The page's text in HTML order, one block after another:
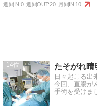
週間IN:0 週間OUT:20 月間IN:10
14 たそがれ晴
日々起こる出
今回、直腸が
手術を受けま